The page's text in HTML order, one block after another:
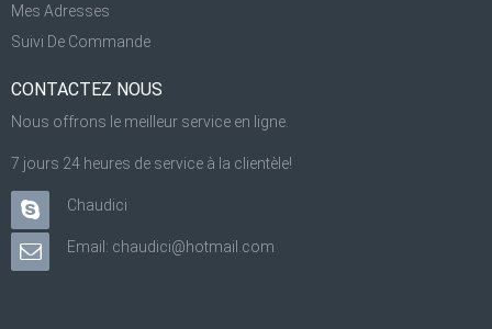
Mes Adresses
Suivi De Commande
CONTACTEZ NOUS
Nous offrons le meilleur service en ligne.
7 jours 24 heures de service à la clientèle!
Chaudici
Email: chaudici@hotmail.com